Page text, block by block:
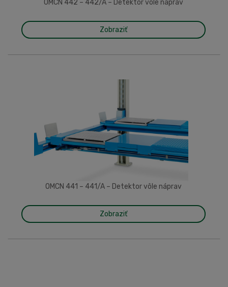
OMCN 442 – 442/A – Detektor vôle náprav
Zobraziť
OMCN 441 – 441/A – Detektor vôle náprav
Zobraziť